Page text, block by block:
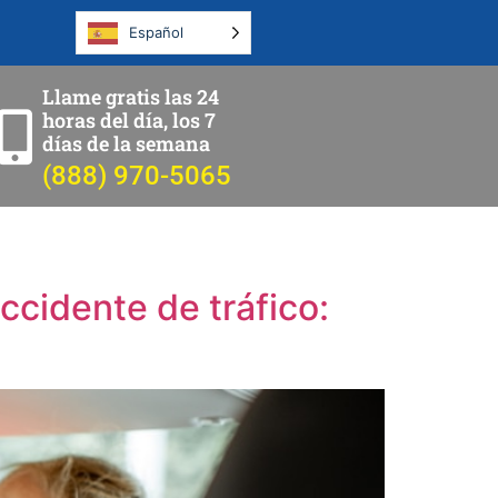
Español
Llame gratis las 24
horas del día, los 7
días de la semana
(888) 970-5065
de tráfico: